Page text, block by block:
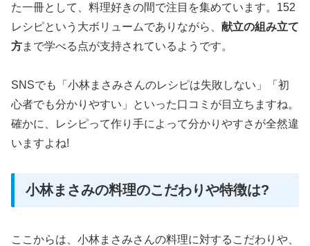
た一冊として、料理好きの間で注目を集めています。152
レシピという大ボリュームでありながら、 献立の組み立て
方まで学べる点が支持されているようです。
SNSでも「小林まさみさんのレシピは失敗しない」「初
心者でも分かりやすい」といった口コミが目立ちますね。
確かに、レシピって作り手によって分かりやすさが全然違
いますよね!
小林まさみの料理のこだわりや特徴は?
ここからは、小林まさみさんの料理に対するこだわりや、